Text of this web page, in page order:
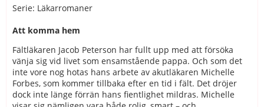
Serie: Läkarromaner
Att komma hem
Fältläkaren Jacob Peterson har fullt upp med att försöka
vänja sig vid livet som ensamstående pappa. Och som det
inte vore nog hotas hans arbete av akutläkaren Michelle
Forbes, som kommer tillbaka efter en tid i fält. Det dröjer
dock inte länge förrän hans fientlighet mildras. Michelle